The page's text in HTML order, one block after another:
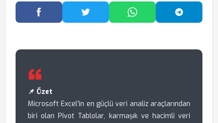
Facebook'ta PaylaşTwitter'da PaylaşWhatsApp'ta Paylaş
📌 Özet
Microsoft Excel'in en güçlü veri analiz araçlarından
biri olan Pivot Tablolar, karmaşık ve hacimli veri